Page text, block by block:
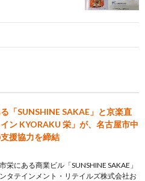
「SUNSHINE SAKAE」と京楽直
ン KYORAKU 栄」が、名古屋市中
援協力を締結
にある商業ビル「SUNSHINE SAKAE」
タテインメント・リテイルズ株式会社お